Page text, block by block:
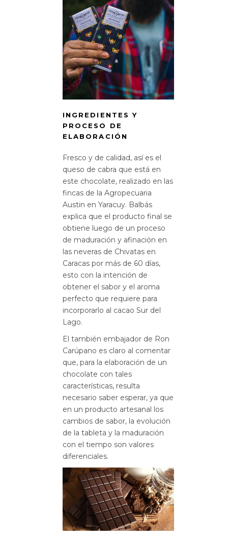
INGREDIENTES Y
PROCESO DE
ELABORACIÓN
Fresco y de calidad, así es el
queso de cabra que está en
este chocolate, realizado en las
fincas de la Agropecuaria
Austin en Yaracuy. Balbás
explica que el producto final se
obtiene luego de un proceso
de maduración y afinación en
las neveras de Chivatas en
Caracas por más de 60 días,
esto con la intención de
obtener el sabor y el aroma
perfecto que requiere para
incorporarlo al cacao Sur del
Lago.
El también embajador de Ron
Carúpano es claro al comentar
que, para la elaboración de un
chocolate con tales
características, resulta
necesario saber esperar, ya que
en un producto artesanal los
cambios de sabor, la evolución
de la tableta y la maduración
con el tiempo son valores
diferenciales.